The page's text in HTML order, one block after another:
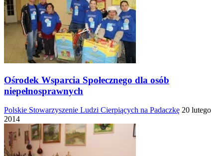
Ośrodek Wsparcia Społecznego dla osób
niepełnosprawnych
Polskie Stowarzyszenie Ludzi Cierpiących na Padaczkę 20 lutego
2014